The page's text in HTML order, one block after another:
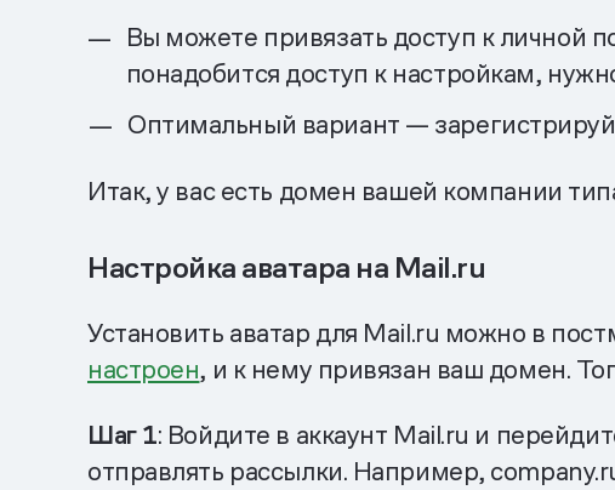
Вы можете привязать доступ к личной
понадобится доступ к настройкам,
Оптимальный вариант —
Итак, у вас есть домен вашей компании
Настройка аватара на Mail.ru
Установить аватар для Mail.ru можно в
настроен, и к нему привязан ваш домен.
Шаг 1: Войдите в аккаунт Mail.ru и
отправлять рассылки. Например,